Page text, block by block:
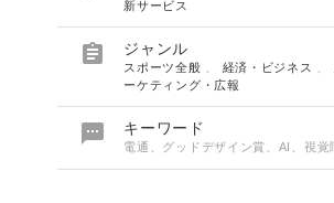
新サービス
 ジャンル
スポーツ全般 経済・ビジネス
ーケティング・広報
 キーワード
電通、グッドデザイン賞、AI、視覚